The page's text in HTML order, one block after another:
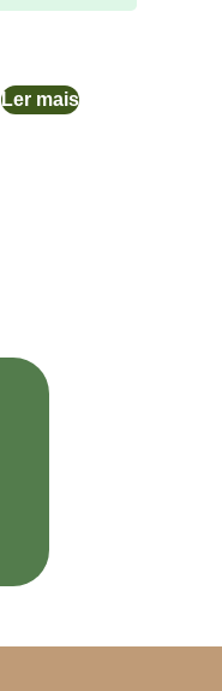
Ler mais